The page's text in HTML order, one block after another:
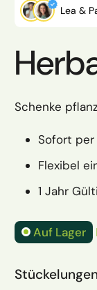
Lea &
Schenke
Sofort per
Flexibel
1 Jahr
Auf Lager
Stückelungen